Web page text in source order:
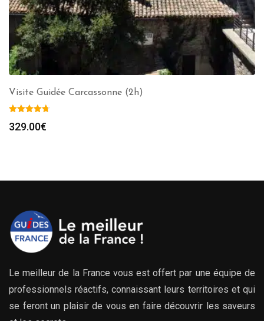
Visite Guidée Carcassonne (2h)
329.00€
Le meilleur de la France vous est offert par une équipe de
professionnels réactifs, connaissant leurs territoires et qui
se feront un plaisir de vous en faire découvrir les saveurs